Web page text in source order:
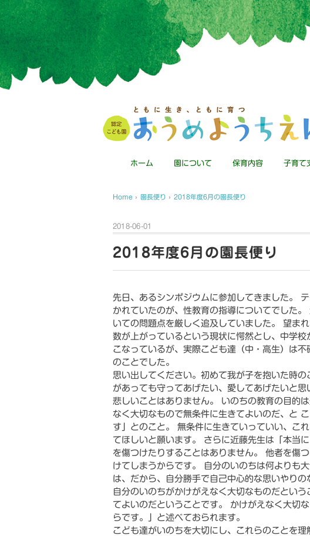
ホーム 園について 保育内容 子育て
Home › 園長便り › 2018年度6月の園長便り
2018-06-01
2018年度6月の園長便り
先日、あるシンポジウムに参加してきました。
かれていたのが、性教育の指導についてでした
いての問題点を厳しく追及していました。 望ま
数が上がっているという現状に愕然とし、中学
こなっているが、実際こども達（中・高生）は
のことでした。
思い出してください。初めて我が子を抱いた時
があっても守ってあげたい、愛してあげたいと
悲しいことはありません。 いのちの教育の目的
なく大切なもので無条件に生きてよいのだ、と
す」とのこと。 無条件に生きていっていい、こ
てほしいと願います。 さらに近藤先生は「本当
を傷つけたりすることはありません。 他者を傷
けてしまうからです。 自分のいのちは何よりも
は、だから、自分勝手で自己中心的な思いやりの
自分のいのちがかけがえなく大切なものだとい
てよいのだということです。 かけがえなく大切
らです。」と述べておられます。
こども達がいのちを大切にし、これらのことを